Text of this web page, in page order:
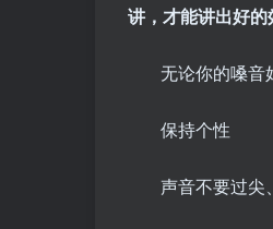
讲，才能讲出好的
无论你的嗓音
保持个性
声音不要过尖